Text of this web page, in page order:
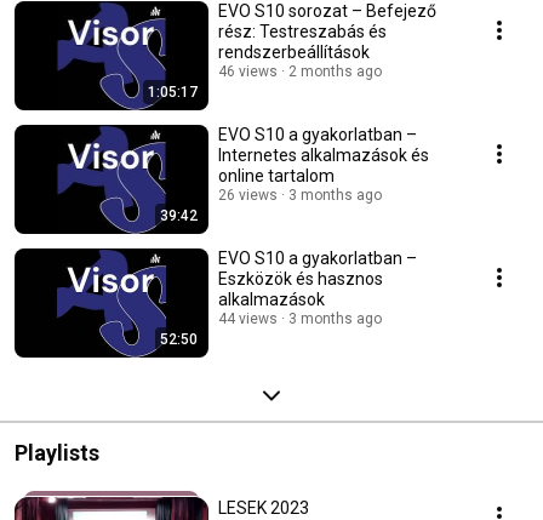
1:05:17
EVO S10 sorozat – Befejező
rész: Testreszabás és
rendszerbeállítások
46 views 2 months ago
39:42
EVO S10 a gyakorlatban –
Internetes alkalmazások és
online tartalom
26 views 3 months ago
52:50
EVO S10 a gyakorlatban –
Eszközök és hasznos
alkalmazások
44 views 3 months ago
Playlists
LESEK 2023